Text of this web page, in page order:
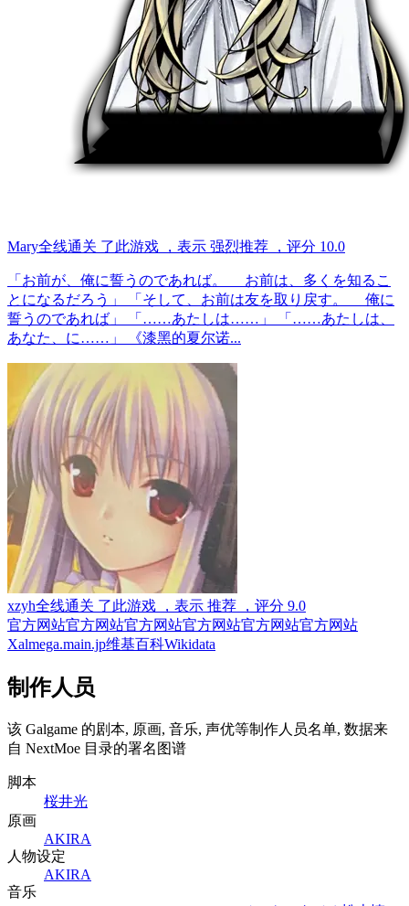
Mary全线通关 了此游戏 ，表示 强烈推荐 ，评分 10.0
「お前が、俺に誓うのであれば。 お前は、多くを知るこ
とになるだろう」 「そして、お前は友を取り戻す。 俺に
誓うのであれば」 「……あたしは……」 「……あたしは、
あなた、に……」 《漆黑的夏尔诺...
xzyh全线通关 了此游戏 ，表示 推荐 ，评分 9.0
官方网站官方网站官方网站官方网站官方网站官方网站
Xalmega.main.jp维基百科Wikidata
制作人员
该 Galgame 的剧本, 原画, 音乐, 声优等制作人员名单, 数据来
自 NextMoe 目录的署名图谱
脚本
桜井光
原画
AKIRA
人物设定
AKIRA
音乐